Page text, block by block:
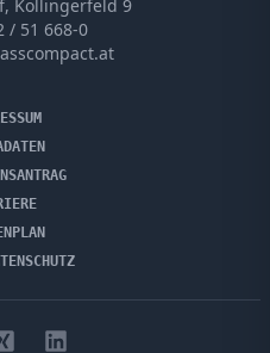
Kollingerfeld 9
/ 51 668-0